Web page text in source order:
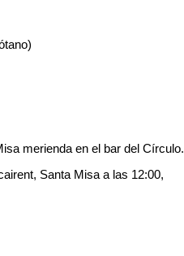
merienda en el bar del Círculo.
Santa Misa a las 12:00,